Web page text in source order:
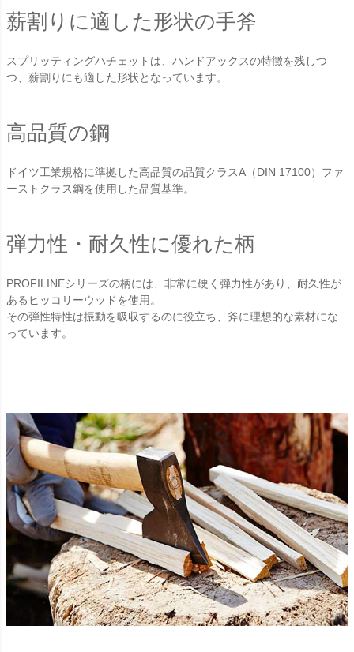
薪割りに適した形状の手斧
スプリッティングハチェットは、ハンドアックスの特徴を残しつ
つ、薪割りにも適した形状となっています。
高品質の鋼
ドイツ工業規格に準拠した高品質の品質クラスA（DIN 17100）ファ
ーストクラス鋼を使用した品質基準。
弾力性・耐久性に優れた柄
PROFILINEシリーズの柄には、非常に硬く弾力性があり、耐久性が
あるヒッコリーウッドを使用。
その弾性特性は振動を吸収するのに役立ち、斧に理想的な素材にな
っています。